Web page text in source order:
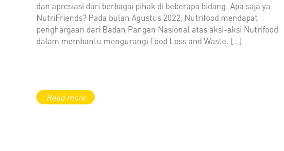
dan apresiasi dari berbagai pihak di beberapa bidang. Apa saja ya
NutriFriends? Pada bulan Agustus 2022, Nutrifood mendapat
penghargaan dari Badan Pangan Nasional atas aksi-aksi Nutrifood
dalam membantu mengurangi Food Loss and Waste. […]